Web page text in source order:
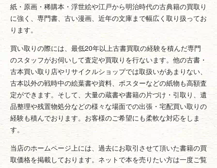
紙・原画・稀購本・浮世絵や江戸から明治時代の古典籍の買取り
に強く、専門書、古い漫画、近年の文庫まで幅広く取り扱ってお
ります。
買い取りの際には、最低20年以上古書買取の経験を積んだ専門
のスタッフがお伺いして査定や買取りを行ないます。他の古書・
古本買い取り店やリサイクルショップでは取扱いがあまりない、
古本以外の戦時中の絵葉書や資料、ポスターなどの紙物も高額査
定ができます。そして、大量の蔵書や書籍の片づけ・引取り、遺
品整理や残置物処分などの様々な場面での出張・宅配買い取りの
経験も積んでおります。お客様のご希望にも柔軟な対応をしま
す。
当店のホームページ上には、過去にお取引させて頂いた書籍の買
取価格を掲載しております。ネットで本を売りたい方は一度ご覧